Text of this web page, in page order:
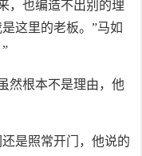
，也编造不出别的理
这里的老板。”马如
然根本不是理由，他
是照常开门，他说的